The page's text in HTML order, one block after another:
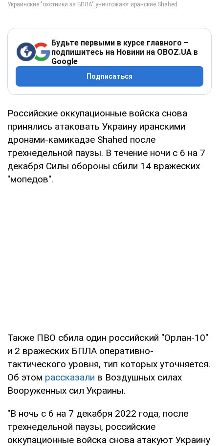
Будьте первыми в курсе главного –
подпишитесь на Новини на OBOZ.UA в
Google
Подписаться
Российские оккупационные войска снова
принялись атаковать Украину иранскими
дронами-камикадзе Shahed после
трехнедельной паузы. В течение ночи с 6 на 7
декабря Силы обороны сбили 14 вражеских
"мопедов".
Также ПВО сбила один российский "Орлан-10"
и 2 вражеских БПЛА оперативно-
тактического уровня, тип которых уточняется.
Об этом рассказали в Воздушных силах
Вооруженных сил Украины.
"В ночь с 6 на 7 декабря 2022 года, после
трехнедельной паузы, российские
оккупационные войска снова атакуют Украину